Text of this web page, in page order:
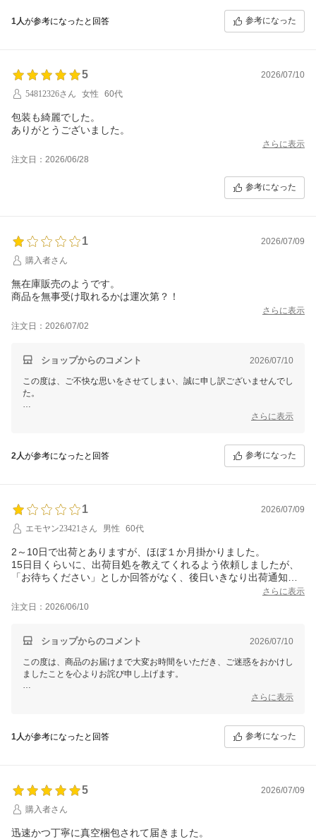
1人が参考になったと回答 参考になった
5
2026/07/10
54812326さん
女性 60代
包装も綺麗でした。
ありがとうございました。
さらに表示
注文日：2026/06/28
参考になった
1
2026/07/09
購入者さん
無在庫販売のようです。
商品を無事受け取れるかは運次第？！
さらに表示
注文日：2026/07/02
ショップからのコメント 2026/07/10
この度は、ご不快な思いをさせてしまい、誠に申し訳ございませんでし
た。
「無在庫販売」とのご指摘をいただきましたが、当店では常時商品の在
れる場合があり、その結果、お届けまでお時間をいただくことがござい
ます。
今後も在庫管理および商品の供給体制の改善に努め、より安心してご利
貴重なご意見をいただき、ありがとうございました。
さらに表示
2人が参考になったと回答 参考になった
1
2026/07/09
エモヤン23421さん
男性 60代
2～10日で出荷とありますが、ほぼ１か月掛かりました。
15日目くらいに、出荷目処を教えてくれるよう依頼しましたが、
「お待ちください」としか回答がなく、後日いきなり出荷通知が
きました。目処がたった時点での連絡とかお詫びの文言とか無い
のは、お客様対応として、ひどすぎると思います。
さらに表示
注文日：2026/06/10
ショップからのコメント 2026/07/10
この度は、商品のお届けまで大変お時間をいただき、ご迷惑をおかけし
ましたことを心よりお詫び申し上げます。
また、お問い合わせをいただいた際に具体的な出荷予定をご案内でき
本来であれば、お届け状況や見込みについて、可能な限り分かりやすく
に努めてまいります。
さらに表示
1人が参考になったと回答 参考になった
5
2026/07/09
購入者さん
迅速かつ丁寧に真空梱包されて届きました。